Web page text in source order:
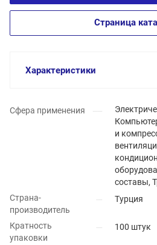
Страница
Характеристики
Сфера применения
и
составы,
Страна-
производитель
Турция
Кратность
упаковки
100 штук